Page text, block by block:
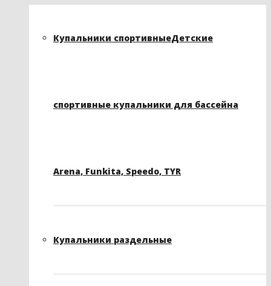
Купальники спортивныеДетские
спортивные купальники для бассейна
Arena, Funkita, Speedo, TYR
Купальники раздельные